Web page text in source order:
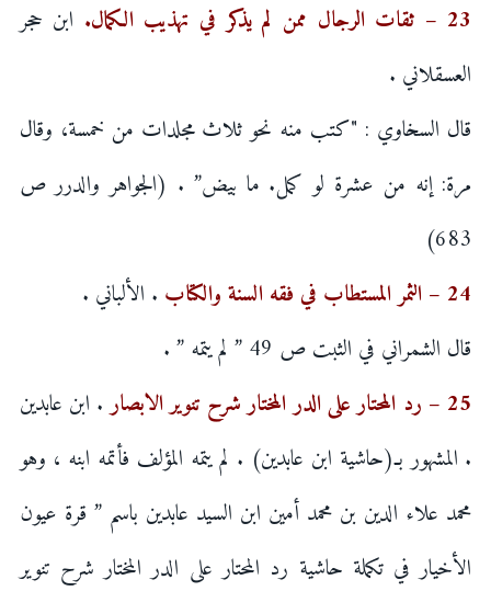
23 – ثقات الرجال ممن لم يذكر في تهذيب الكمال.
ابن حجر
العسقلاني .
قال السخاوي : "كتب منه نحو ثلاث مجلدات من خمسة، وقال
مرة: إنه من عشرة لو كمل. ما بيض” . (الجواهر والدرر ص
683)
24 – الثمر المستطاب في فقه السنة والكتاب
. الألباني .
قال الشمراني في الثبت ص 49 ” لم يتمه ” .
25 – رد المحتار على الدر المختار شرح تنوير الابصار
. ابن عابدين
. المشهور بـ(حاشية ابن عابدين) . لم يتمه المؤلف فأتمه ابنه ، وهو
محمد علاء الدين بن محمد أمين ابن السيد عابدين باسم ” قرة عيون
الأخيار في تكملة حاشية رد المحتار على الدر المختار شرح تنوير